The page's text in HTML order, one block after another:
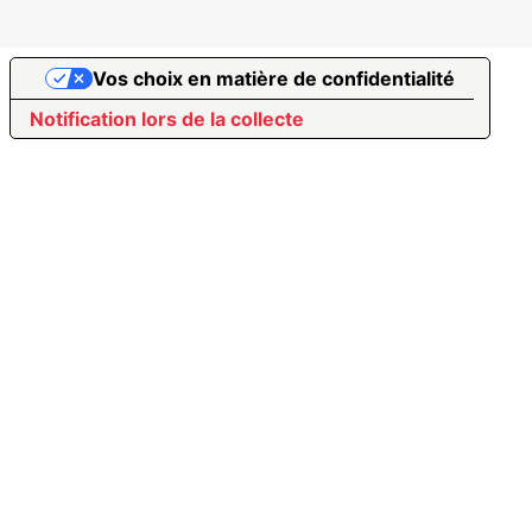
Notification lors de la collecte
Vos choix en matière de confidentialité